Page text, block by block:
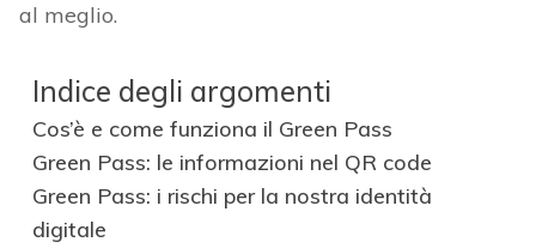
al meglio.
Indice degli argomenti
Cos’è e come funziona il Green Pass
Green Pass: le informazioni nel QR code
Green Pass: i rischi per la nostra identità
digitale